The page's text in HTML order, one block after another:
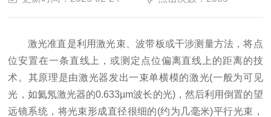
激光准直是利用激光束、波带板或干涉测量方法，将点
位安置在一条直线上，或测定点位偏离直线上的距离的技
术。其原理是由激光器发出一束单横模的激光(一般为可见
光，如氦氖激光器的0.633µm波长的光)，然后利用倒置的望
远镜系统，将光束形成直径很细的(约为几毫米)平行光束，